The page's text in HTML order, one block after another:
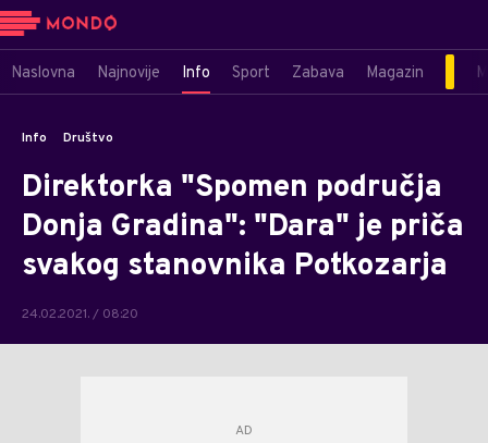
Naslovna Najnovije Info Sport Zabava Magazin
Info Društvo
Direktorka "Spomen područja
Donja Gradina": "Dara" je priča
svakog stanovnika Potkozarja
24.02.2021. / 08:20